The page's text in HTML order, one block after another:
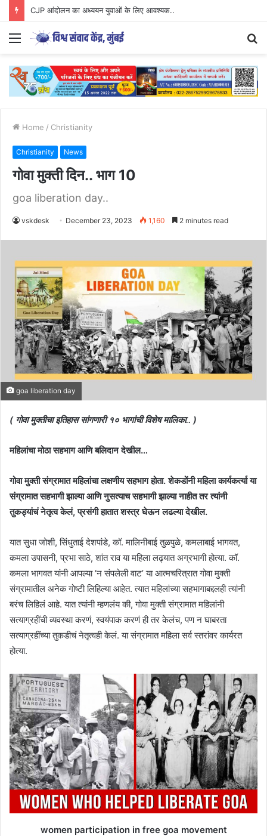
Parenting Has Its Limits….
Menu
Home / Christianity
Christianity News
गोवा मुक्ती दिन.. भाग 10
goa liberation day..
vskdesk December 23, 2023 1,160 2 minutes read
goa liberation day
( गोवा मुक्तीचा इतिहास सांगणारी १० भागांची विशेष मालिका.. )
महिलांचा मोठा सहभाग आणि बलिदान देखील…
गोवा मुक्ती संग्रामात महिलांचा लक्षणीय सहभाग होता. शेकडोंनी महिला कार्यकर्त्या या
संग्रामात सहभागी झाल्या आणि नुसत्याच सहभागी झाल्या नाहीत तर त्यांनी
तुकड्यांचं नेतृत्व केलं, प्रसंगी हातात शस्त्र घेऊन लढल्या देखील.
यात सुधा जोशी, सिंधुताई देशपांडे, कॉ. मालिनीबाई तुळपुळे, कमलाबाई भागवत,
कमला उपासनी, प्रभा साठे, शांत राव या महिला लढ्यात अग्रभागी होत्या. कॉ.
कमला भागवत यांनी आपल्या ‘न संपलेली वाट’ या आत्मचरित्रात गोवा मुक्ती
संग्रामातील अनेक गोष्टी लिहिल्या आहेत. त्यात महिलांच्या सहभागाबद्दलही त्यांनी
बरंच लिहिलं आहे. यात त्यांनी म्हणलंय की, गोवा मुक्ती संग्रामात महिलांनी
सत्याग्रहींची व्यवस्था करणं, स्वयंपाक करणं ही तर केलंच, पण न घाबरता
सत्याग्रहींच्या तुकडीचं नेतृत्वही केलं. या संग्रामात महिला सर्व स्तरांवर कार्यरत
होत्या.
women participation in free goa movement